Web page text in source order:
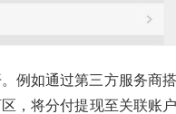
例如通过第三方服务商
，将分付提现至关联账